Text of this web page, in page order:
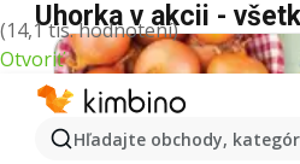
(14,1 tis. hodnotení)
Otvoriť
Hľadajte obchody,
Uhorka v akcii -